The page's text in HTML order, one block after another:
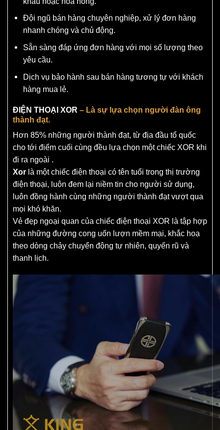
Đội ngũ bán hàng chuyên nghiệp, xử lý đơn hàng
nhanh chóng và chủ động.
Sẵn sàng đáp ứng đơn hàng với mọi số lượng theo
yêu cầu.
Dịch vụ bảo hành sau bán hàng tương tự với khách
hàng mua lẻ.
ĐIỆN THOẠI XOR – Là sự lựa chọn người đàn ông
thành đạt.
Hơn 85% những người thành đạt, từ địa đầu tổ quốc
cho tới điểm cuối cùng đều lựa chọn một chiếc XOR khi
đi ra ngoài .
Xor là một chiếc điện thoại có tên tuổi trong thị trường
điện thoại, luôn đem lại niềm tin cho người sử dụng,
luôn đồng hành cùng những người thành đạt vượt qua
mọi khó khăn.
Vẻ đẹp ngoại quan của chiếc điện thoại XOR là tập hợp
của những đường cong uốn lượn mềm mại, khắc hoạ
theo dòng chảy chuyển động tự nhiên, quyến rũ và
thanh lịch.